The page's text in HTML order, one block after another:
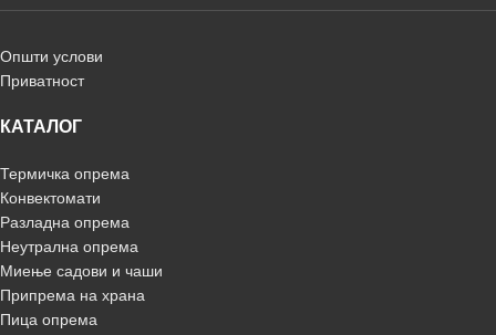
Општи услови
Приватност
КАТАЛОГ
Термичка опрема
Конвектомати
Разладна опрема
Неутрална опрема
Миење садови и чаши
Припрема на храна
Пица опрема